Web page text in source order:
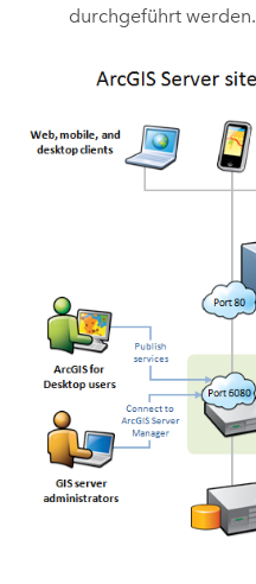
durchgeführt werden.